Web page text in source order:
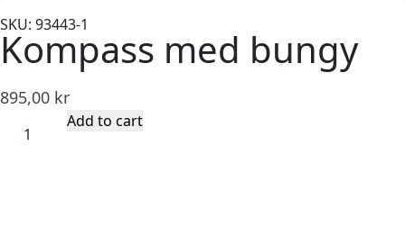
SKU: 93443-1
Kompass med bungy
895,00 kr
Add to cart